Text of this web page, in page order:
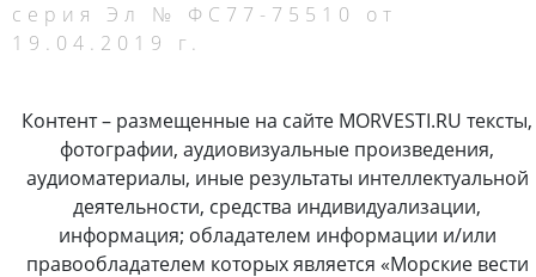
серия Эл № ФС77-75510 от
19.04.2019 г.
Контент – размещенные на сайте MORVESTI.RU тексты,
фотографии, аудиовизуальные произведения,
аудиоматериалы, иные результаты интеллектуальной
деятельности, средства индивидуализации,
информация; обладателем информации и/или
правообладателем которых является «Морские вести